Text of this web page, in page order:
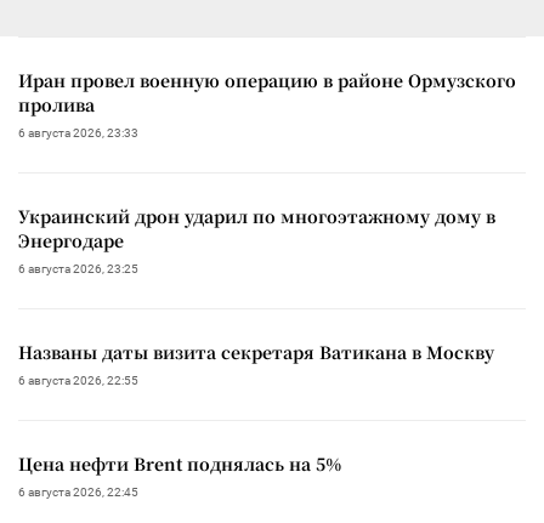
Иран провел военную операцию в районе Ормузского
пролива
6 августа 2026, 23:33
Украинский дрон ударил по многоэтажному дому в
Энергодаре
6 августа 2026, 23:25
Названы даты визита секретаря Ватикана в Москву
6 августа 2026, 22:55
Цена нефти Brent поднялась на 5%
6 августа 2026, 22:45